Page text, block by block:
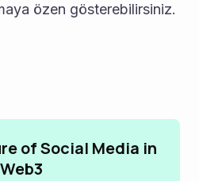
özen gösterebilirsiniz.
of Social Media in
Web3